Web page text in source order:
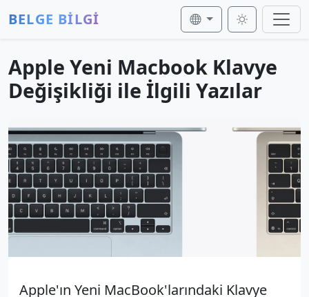
BELGE BİLGİ
Apple Yeni Macbook Klavye
Değişikliği ile İlgili Yazılar
Apple'ın Yeni MacBook'larındaki Klavye